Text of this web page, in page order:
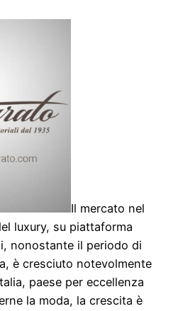
Il mercato nel
luxury, su piattaforma
nonostante il periodo di
è cresciuto notevolmente
paese per eccellenza
la moda, la crescita è